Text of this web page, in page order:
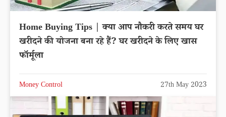
Home Buying Tips | क्या आप नौकरी करते समय घर
खरीदने की योजना बना रहे हैं? घर खरीदने के लिए खास
फॉर्मूला
Money Control 27th May 2023